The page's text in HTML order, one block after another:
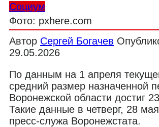
Социум
Фото: pxhere.com
Автор Сергей Богачев
29.05.2026
По данным на 1 апреля
средний размер назначенной
Воронежской области достиг
Такие данные в четверг, 28
пресс-служа Воронежстата.